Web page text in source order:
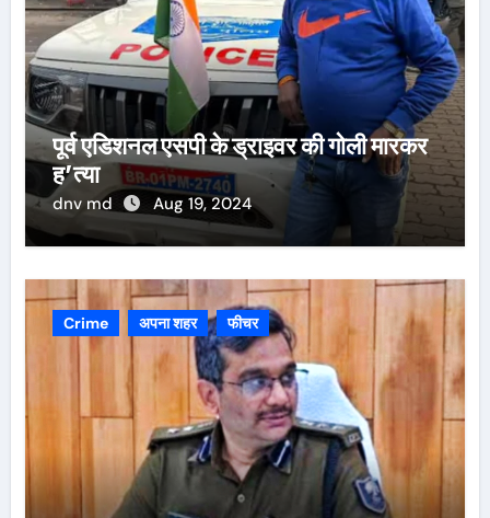
पूर्व एडिशनल एसपी के ड्राइवर की गोली मारकर
ह’त्या
dnv md Aug 19, 2024
Crime अपना शहर फीचर